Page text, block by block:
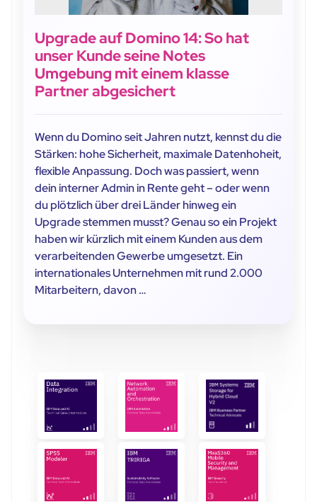
Upgrade auf Domino 14: So hat
unser Kunde seine Notes
Umgebung mit einem klasse
Partner abgesichert
Wenn du Domino seit Jahren nutzt, kennst du die
Stärken: hohe Sicherheit, maximale Datenhoheit,
flexible Anpassung. Doch was passiert, wenn
dein interner Admin in Rente geht – oder wenn
du plötzlich über drei Länder hinweg ein
Upgrade stemmen musst? Genau so ein Projekt
haben wir kürzlich mit einem Kunden aus dem
verarbeitenden Gewerbe umgesetzt. Ein
internationales Unternehmen mit rund 2.000
Mitarbeitern, davon …